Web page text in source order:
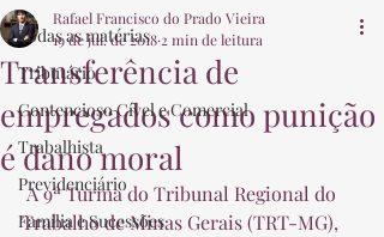
Todas as matérias
Tributário
Contencioso Cível e Comercial
Trabalhista
Previdenciário
Família e Sucessões
Transferência de
empregados como punição
é dano moral
Rafael Francisco do Prado Vieira
19 de jul. de 2018 2 min de leitura
A 9ª Turma do Tribunal Regional do
Trabalho de Minas Gerais (TRT-MG),